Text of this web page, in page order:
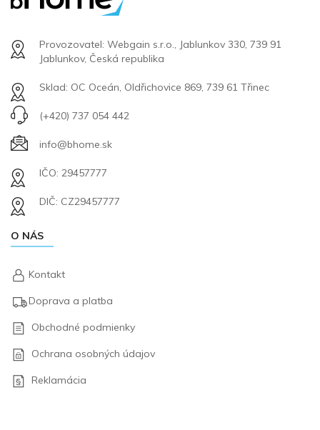
Provozovatel: Webgain s.r.o., Jablunkov 330, 739 91
Jablunkov, Česká republika
Sklad: OC Oceán, Oldřichovice 869, 739 61 Třinec
(+420) 737 054 442
info@bhome.sk
IČO: 29457777
DIČ: CZ29457777
O NÁS
Kontakt
Doprava a platba
Obchodné podmienky
Ochrana osobných údajov
Reklamácia